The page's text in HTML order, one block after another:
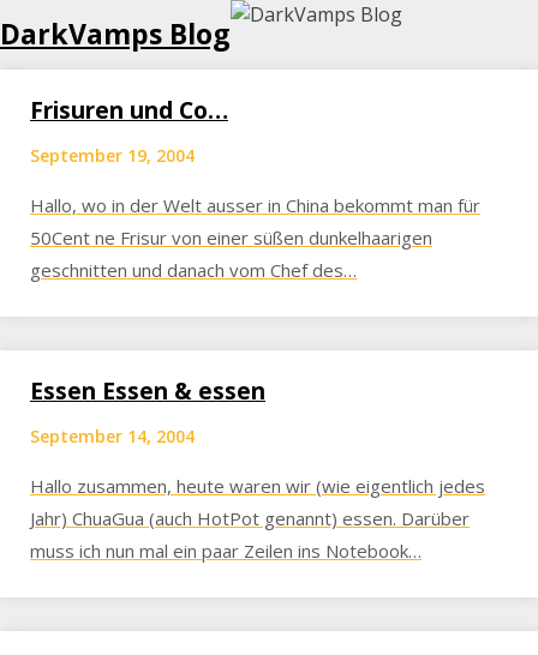
to
content
DarkVamps Blog
Frisuren und Co…
September 19, 2004
Hallo, wo in der Welt ausser in China bekommt man für
50Cent ne Frisur von einer süßen dunkelhaarigen
geschnitten und danach vom Chef des…
Essen Essen & essen
September 14, 2004
Hallo zusammen, heute waren wir (wie eigentlich jedes
Jahr) ChuaGua (auch HotPot genannt) essen. Darüber
muss ich nun mal ein paar Zeilen ins Notebook…